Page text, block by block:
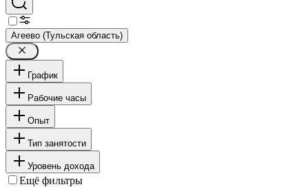
Агеево (Тульская область)
График
Рабочие часы
Опыт
Тип занятости
Уровень дохода
Ещё фильтры